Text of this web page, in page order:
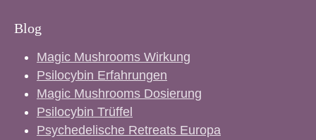
Blog
Magic Mushrooms Wirkung
Psilocybin Erfahrungen
Magic Mushrooms Dosierung
Psilocybin Trüffel
Psychedelische Retreats Europa